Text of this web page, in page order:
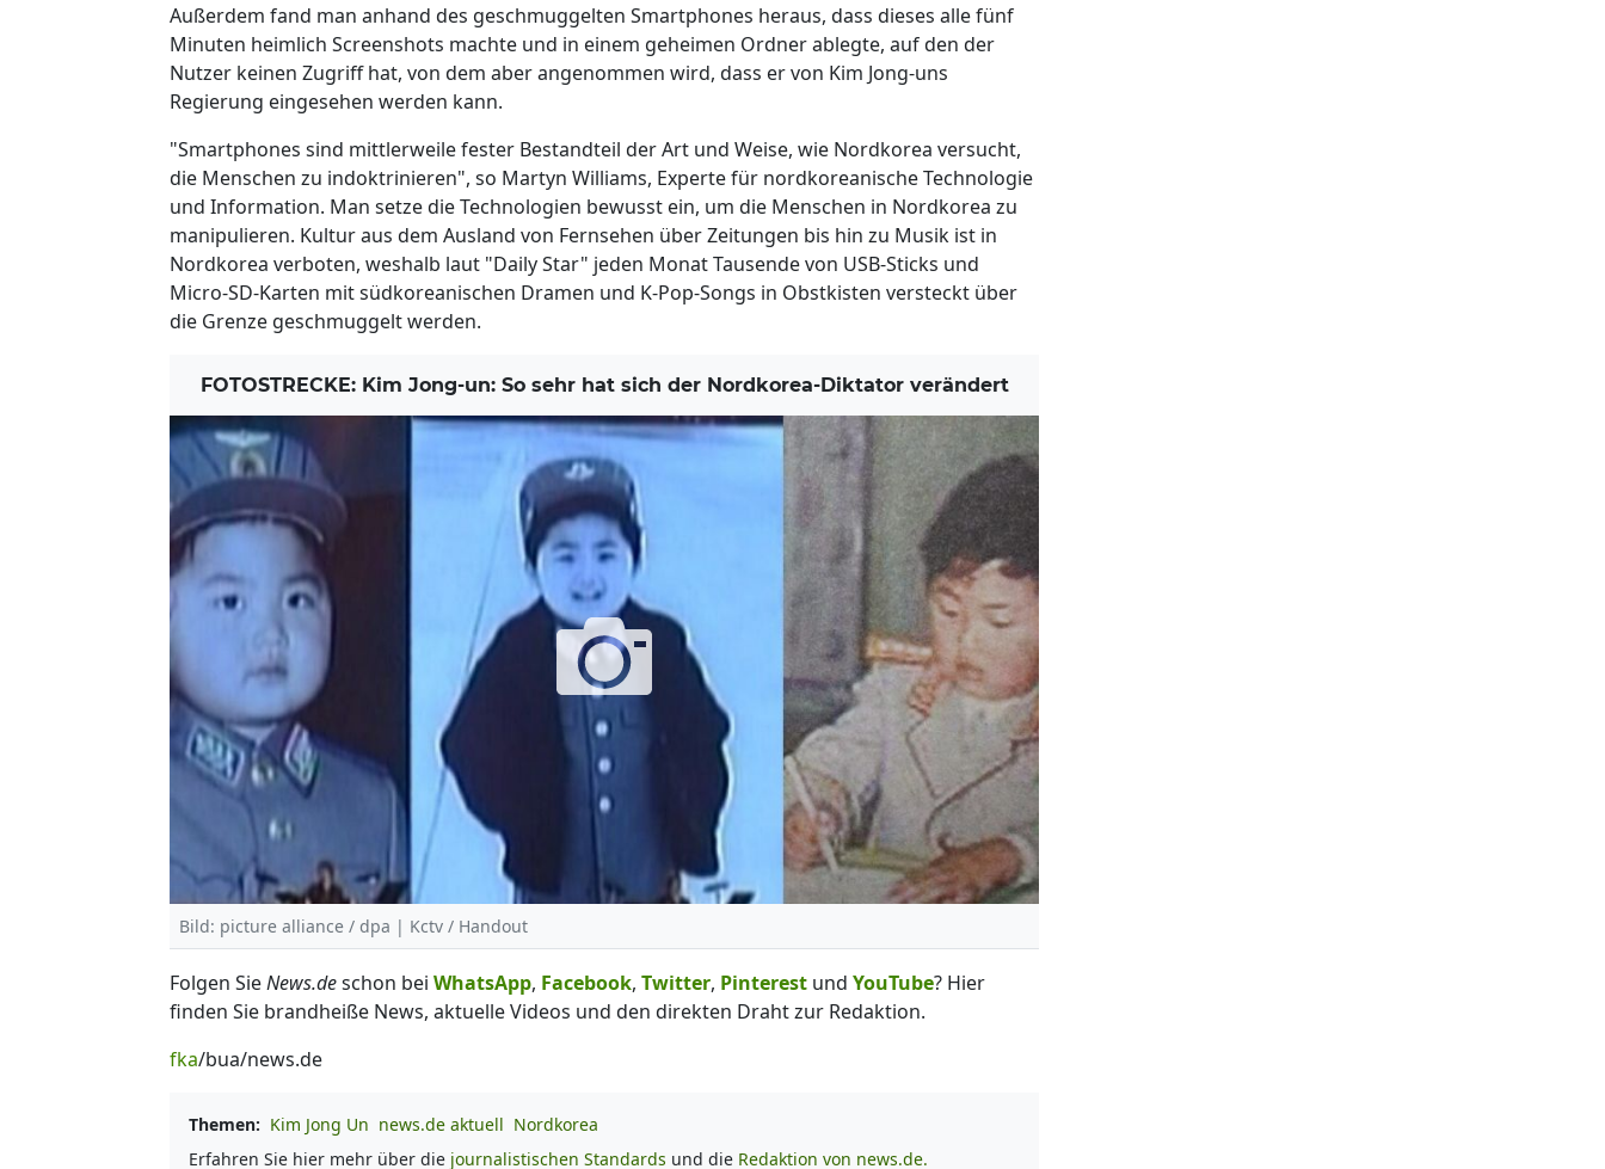
Außerdem fand man anhand des geschmuggelten Smartphones heraus, dass dieses alle fünf
Minuten heimlich Screenshots machte und in einem geheimen Ordner ablegte, auf den der
Nutzer keinen Zugriff hat, von dem aber angenommen wird, dass er von Kim Jong-uns
Regierung eingesehen werden kann.
"Smartphones sind mittlerweile fester Bestandteil der Art und Weise, wie Nordkorea versucht,
die Menschen zu indoktrinieren", so Martyn Williams, Experte für nordkoreanische Technologie
und Information. Man setze die Technologien bewusst ein, um die Menschen in Nordkorea zu
manipulieren. Kultur aus dem Ausland von Fernsehen über Zeitungen bis hin zu Musik ist in
Nordkorea verboten, weshalb laut "Daily Star" jeden Monat Tausende von USB-Sticks und
Micro-SD-Karten mit südkoreanischen Dramen und K-Pop-Songs in Obstkisten versteckt über
die Grenze geschmuggelt werden.
FOTOSTRECKE: Kim Jong-un: So sehr hat sich der Nordkorea-Diktator verändert
Bild: picture alliance / dpa | Kctv / Handout
Folgen SieNews.deschon bei WhatsApp, Facebook, Twitter, Pinterest und YouTube? Hier
finden Sie brandheiße News, aktuelle Videos und den direkten Draht zur Redaktion.
fka/bua/news.de
Themen: Kim Jong Un news.de aktuell Nordkorea
Erfahren Sie hier mehr über die journalistischen Standards und die Redaktion von news.de.